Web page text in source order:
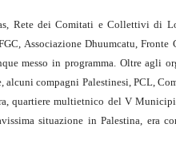
Rete dei Comitati e Collettivi di
Associazione Dhuumcatu, Fronte
messo in programma. Oltre agli
compagni Palestinesi, PCL,
quartiere multietnico del V
situazione in Palestina, era